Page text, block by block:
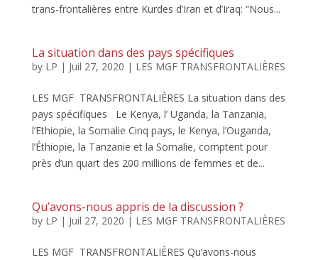
trans-frontalières entre Kurdes d’Iran et d’Iraq: “Nous...
La situation dans des pays spécifiques
by LP | Juil 27, 2020 | LES MGF TRANSFRONTALIÈRES
LES MGF TRANSFRONTALIÈRES La situation dans des
pays spécifiques Le Kenya, l’ Uganda, la Tanzania,
l’Ethiopie, la Somalie Cinq pays, le Kenya, l’Ouganda,
l’Éthiopie, la Tanzanie et la Somalie, comptent pour
près d’un quart des 200 millions de femmes et de...
Qu’avons-nous appris de la discussion ?
by LP | Juil 27, 2020 | LES MGF TRANSFRONTALIÈRES
LES MGF TRANSFRONTALIÈRES Qu’avons-nous